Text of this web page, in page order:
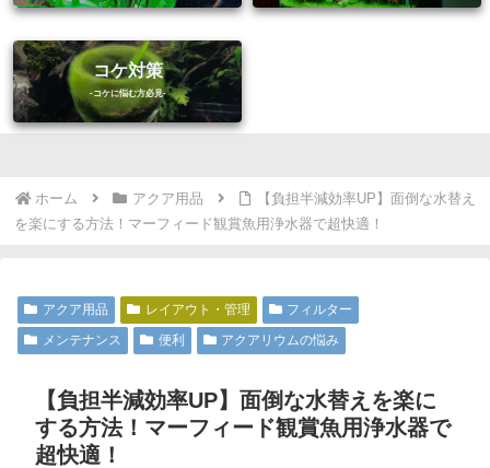
コケ対策
ホーム アクア用品
【負担半減効率UP】面倒な水替え
を楽にする方法！マーフィード観賞魚用浄水器で超快適！
アクア用品 レイアウト・管理
フィルター
メンテナンス
便利 アクアリウムの悩み
【負担半減効率UP】面倒な水替えを楽に
する方法！マーフィード観賞魚用浄水器で
超快適！